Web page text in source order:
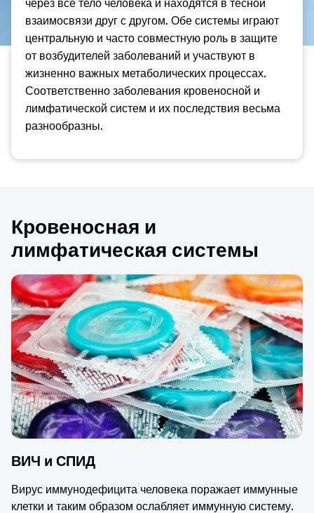
через все тело человека и находятся в тесной
взаимосвязи друг с другом. Обе системы играют
центральную и часто совместную роль в защите
от возбудителей заболеваний и участвуют в
жизненно важных метаболических процессах.
Соответственно заболевания кровеносной и
лимфатической систем и их последствия весьма
разнообразны.
Кровеносная и
лимфатическая системы
ВИЧ и СПИД
Вирус иммунодефицита человека поражает иммунные
клетки и таким образом ослабляет иммунную систему.